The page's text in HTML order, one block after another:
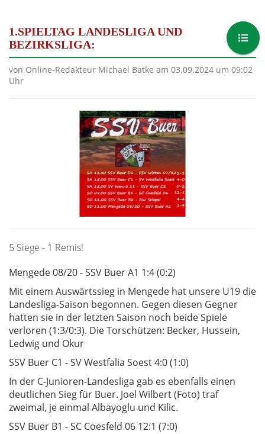
1.SPIELTAG LANDESLIGA UND
BEZIRKSLIGA:
von Online-Redakteur Michael Batke am 03.09.2024 um 09:02
Uhr
5 Siege - 1 Remis!
Mengede 08/20 - SSV Buer A1 1:4 (0:2)
Mit einem Auswärtssieg in Mengede hat unsere U19 die
Landesliga-Saison begonnen. Gegen diesen Gegner
hatten sie in der letzten Saison noch beide Spiele
verloren (1:3/0:3). Die Torschützen: Becker, Hussein,
Ledwig und Okur
SSV Buer C1 - SV Westfalia Soest 4:0 (1:0)
In der C-Junioren-Landesliga gab es ebenfalls einen
deutlichen Sieg für Buer. Joel Wilbert (Foto) traf
zweimal, je einmal Albayoglu und Kilic.
SSV Buer B1 - SC Coesfeld 06 12:1 (7:0)